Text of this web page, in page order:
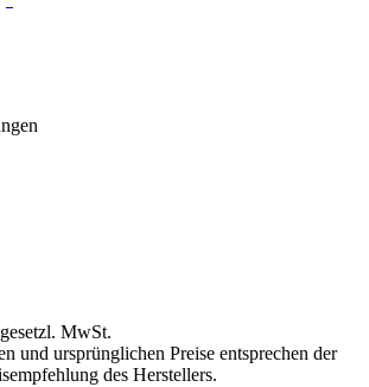
MwSt.
und ursprünglichen Preise entsprechen der
des Herstellers.